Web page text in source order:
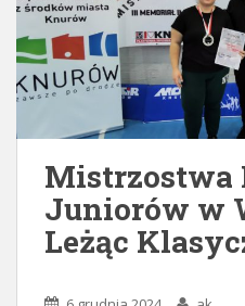
Mistrzostwa
Juniorów w
Leżąc